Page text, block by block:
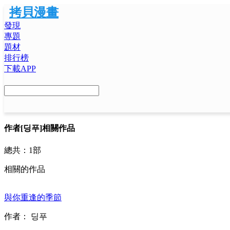
拷貝漫畫
發現
專題
題材
排行榜
下載APP
作者[딩푸]相關作品
總共： 1部
相關的作品
與你重逢的季節
作者： 딩푸